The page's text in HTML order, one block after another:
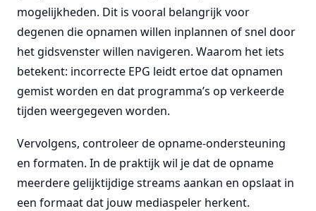
mogelijkheden. Dit is vooral belangrijk voor
degenen die opnamen willen inplannen of snel door
het gidsvenster willen navigeren. Waarom het iets
betekent: incorrecte EPG leidt ertoe dat opnamen
gemist worden en dat programma’s op verkeerde
tijden weergegeven worden.
Vervolgens, controleer de opname-ondersteuning
en formaten. In de praktijk wil je dat de opname
meerdere gelijktijdige streams aankan en opslaat in
een formaat dat jouw mediaspeler herkent.